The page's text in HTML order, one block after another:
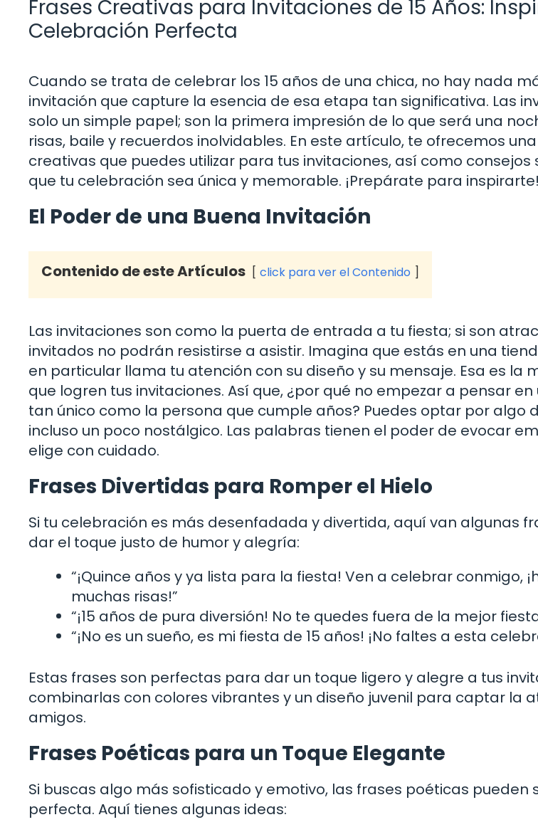
Frases Creativas para Invitaciones de 15 Años:
Celebración Perfecta
Cuando se trata de celebrar los 15 años de una chica, no hay nada
invitación que capture la esencia de esa etapa tan significativa. Las
solo un simple papel; son la primera impresión de lo que será una
risas, baile y recuerdos inolvidables. En este artículo, te ofrecemos
creativas que puedes utilizar para tus invitaciones, así como
que tu celebración sea única y memorable. ¡Prepárate para inspirarte!
El Poder de una Buena Invitación
Contenido de este Artículos click para ver el Contenido
Las invitaciones son como la puerta de entrada a tu fiesta; si son
invitados no podrán resistirse a asistir. Imagina que estás en una
en particular llama tu atención con su diseño y su mensaje. Esa es la
que logren tus invitaciones. Así que, ¿por qué no empezar a pensar
tan único como la persona que cumple años? Puedes optar por algo
incluso un poco nostálgico. Las palabras tienen el poder de evocar
elige con cuidado.
Frases Divertidas para Romper el Hielo
Si tu celebración es más desenfadada y divertida, aquí van algunas
dar el toque justo de humor y alegría:
“¡Quince años y ya lista para la fiesta! Ven a celebrar conmigo,
muchas risas!”
“¡15 años de pura diversión! No te quedes fuera de la mejor
“¡No es un sueño, es mi fiesta de 15 años! ¡No faltes a esta
Estas frases son perfectas para dar un toque ligero y alegre a tus
combinarlas con colores vibrantes y un diseño juvenil para captar la
amigos.
Frases Poéticas para un Toque Elegante
Si buscas algo más sofisticado y emotivo, las frases poéticas pueden
perfecta. Aquí tienes algunas ideas: